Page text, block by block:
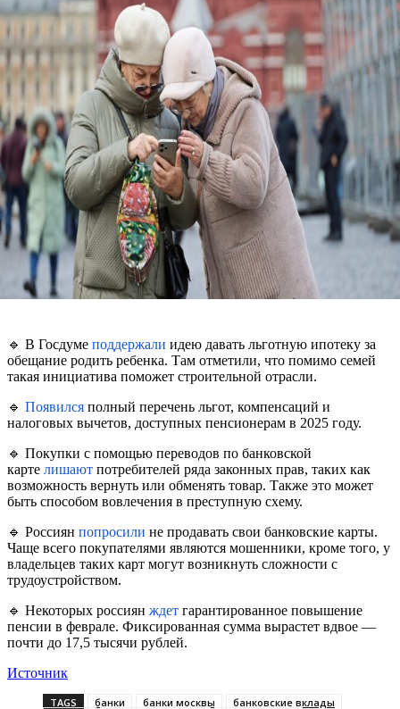
🔹 В Госдуме поддержали идею давать льготную ипотеку за
обещание родить ребенка. Там отметили, что помимо семей
такая инициатива поможет строительной отрасли.
🔹 Появился полный перечень льгот, компенсаций и
налоговых вычетов, доступных пенсионерам в 2025 году.
🔹 Покупки с помощью переводов по банковской
карте лишают потребителей ряда законных прав, таких как
возможность вернуть или обменять товар. Также это может
быть способом вовлечения в преступную схему.
🔹 Россиян попросили не продавать свои банковские карты.
Чаще всего покупателями являются мошенники, кроме того, у
владельцев таких карт могут возникнуть сложности с
трудоустройством.
🔹 Некоторых россиян ждет гарантированное повышение
пенсии в феврале. Фиксированная сумма вырастет вдвое —
почти до 17,5 тысячи рублей.
Источник
TAGS банки банки москвы
банковские вклады